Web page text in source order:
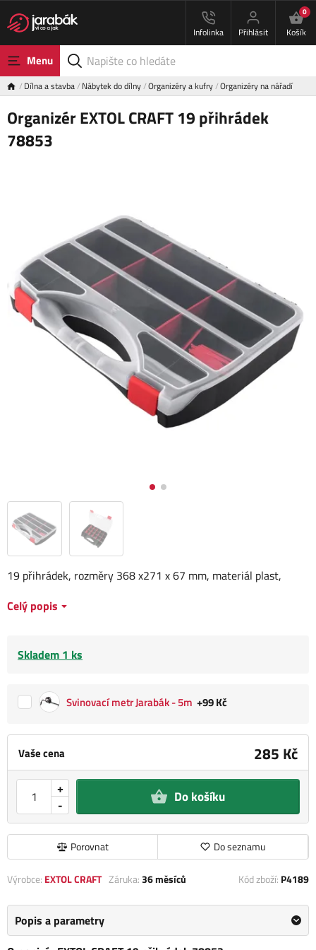
Infolinka Přihlásit
0
Košík
Menu
Dílna a stavba Nábytek do dílny Organizéry a kufry Organizéry na nářadí
Organizér EXTOL CRAFT 19 přihrádek
78853
Vaše cena 285 Kč
-
+ Do košíku
Porovnat Do seznamu
19 přihrádek, rozměry 368 x271 x 67 mm, materiál plast,
Celý popis
Skladem 1 ks
Svinovací metr Jarabák - 5m +99 Kč
Výrobce: EXTOL CRAFT Záruka:36 měsíců Kód zboží: P4189
Popis a parametry